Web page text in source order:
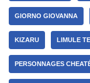
GIORNO GIOVANNA
KIZARU LIMULE
PERSONNAGES